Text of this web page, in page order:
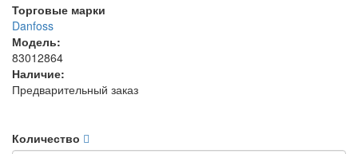
Торговые марки
Danfoss
Модель:
83012864
Наличие:
Предварительный заказ
Количество